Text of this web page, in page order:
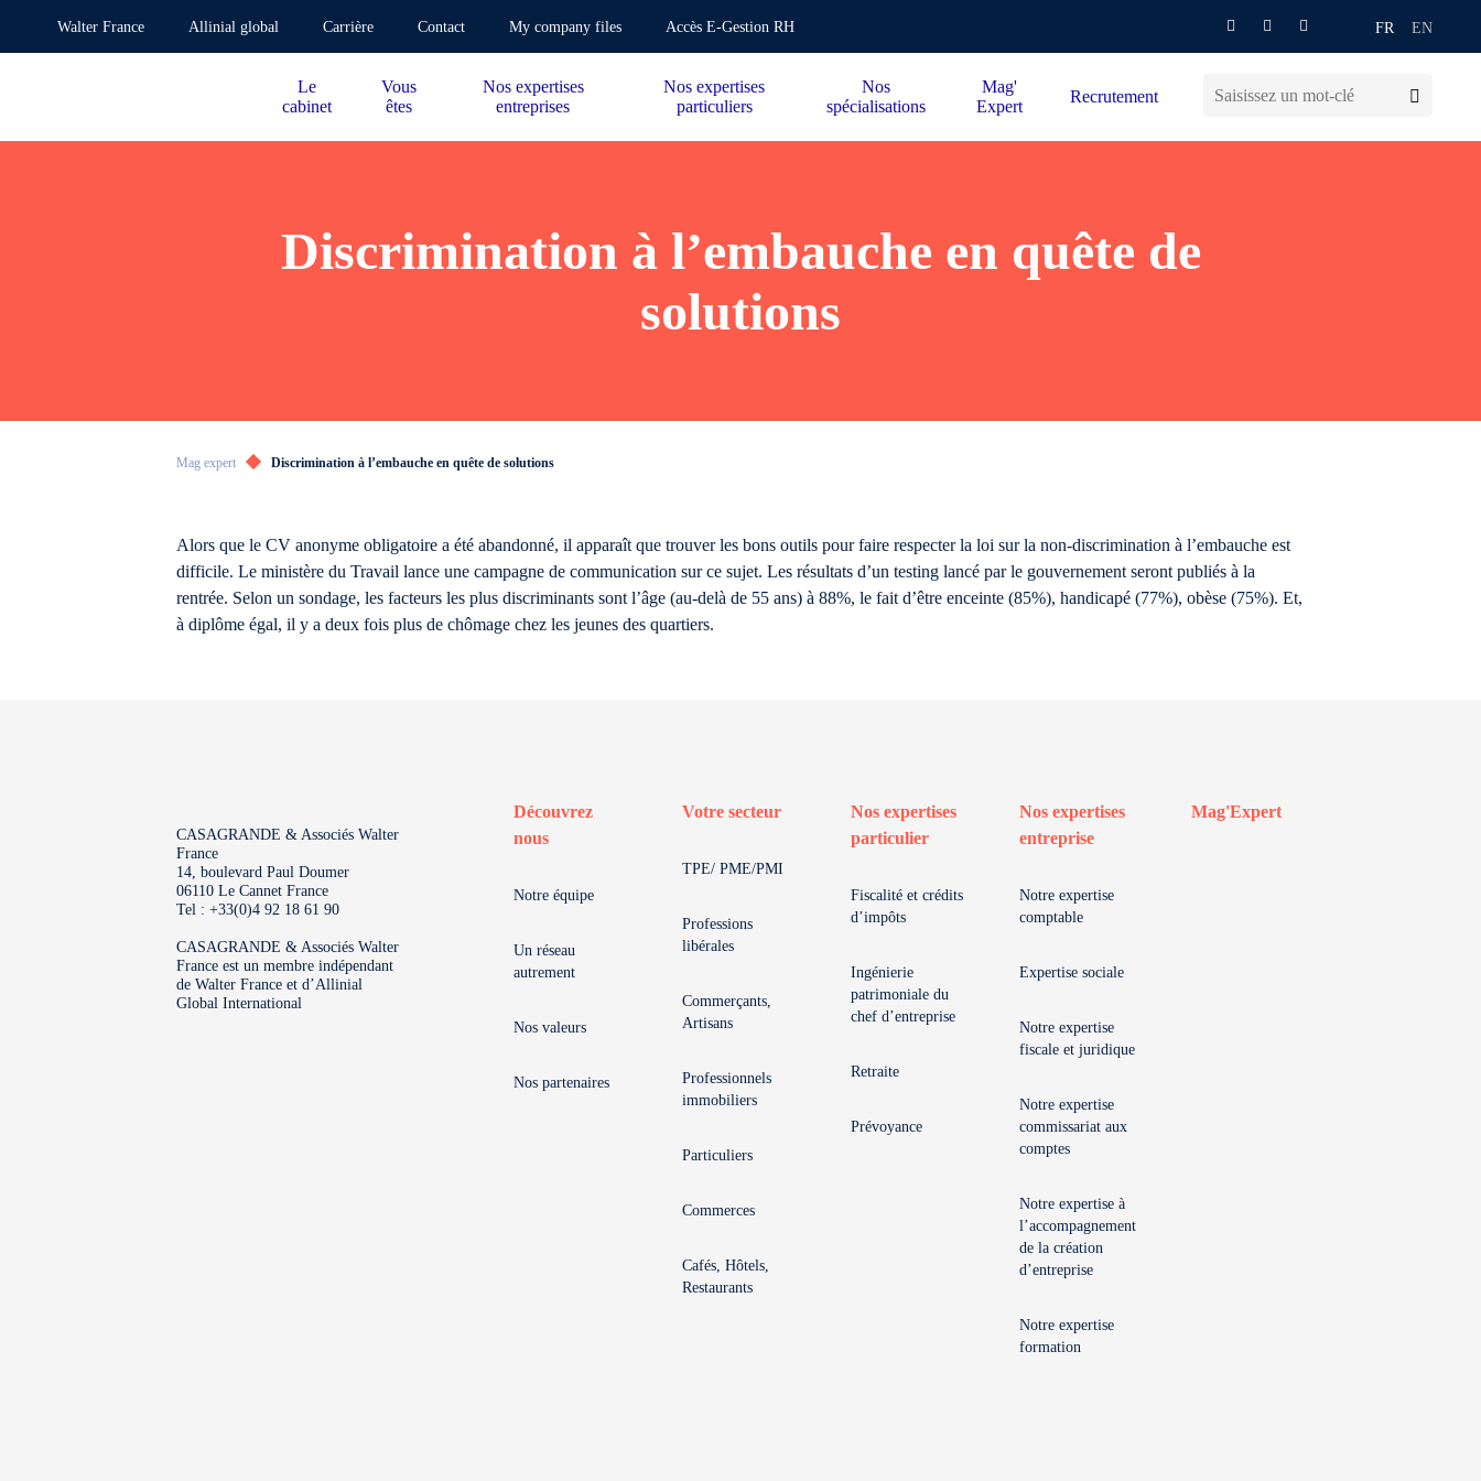
Walter France Allinial global Carrière Contact My company files Accès E-Gestion RH FR EN
Le
cabinet
Vous
êtes
Nos expertises
entreprises
Nos expertises
particuliers
Nos
spécialisations
Mag'
Expert
Recrutement
Discrimination à l’embauche en quête de
solutions
Mag expert Discrimination à l’embauche en quête de solutions
Alors que le CV anonyme obligatoire a été abandonné, il apparaît que trouver les bons outils pour faire respecter la loi sur la non-discrimination à l’embauche est
difficile. Le ministère du Travail lance une campagne de communication sur ce sujet. Les résultats d’un testing lancé par le gouvernement seront publiés à la
rentrée. Selon un sondage, les facteurs les plus discriminants sont l’âge (au-delà de 55 ans) à 88%, le fait d’être enceinte (85%), handicapé (77%), obèse (75%). Et,
à diplôme égal, il y a deux fois plus de chômage chez les jeunes des quartiers.
CASAGRANDE & Associés Walter
France
14, boulevard Paul Doumer
06110 Le Cannet France
Tel : +33(0)4 92 18 61 90
CASAGRANDE & Associés Walter
France est un membre indépendant
de Walter France et d’Allinial
Global International
Découvrez
nous
Notre équipe
Un réseau
autrement
Nos valeurs
Nos partenaires
Votre secteur
TPE/ PME/PMI
Professions
libérales
Commerçants,
Artisans
Professionnels
immobiliers
Particuliers
Commerces
Cafés, Hôtels,
Restaurants
Nos expertises
particulier
Fiscalité et crédits
d’impôts
Ingénierie
patrimoniale du
chef d’entreprise
Retraite
Prévoyance
Nos expertises
entreprise
Notre expertise
comptable
Expertise sociale
Notre expertise
fiscale et juridique
Notre expertise
commissariat aux
comptes
Notre expertise à
l’accompagnement
de la création
d’entreprise
Notre expertise
formation
Mag'Expert